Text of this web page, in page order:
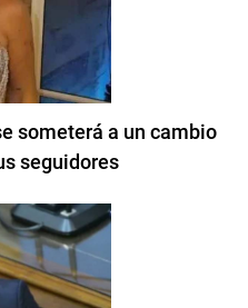
someterá a un cambio
seguidores